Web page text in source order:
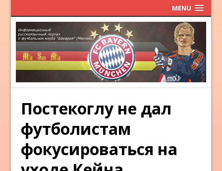
MENU
Постекоглу не дал
футболистам
фокусироваться на